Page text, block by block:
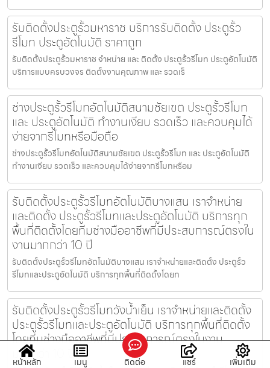
รับติดตั้งประตูรั้วมหาราช บริการรับติดตั้ง ประตูรั้ว
รีโมท ประตูอัตโนมัติ ราคาถูก
รับติดตั้งประตูรั้วมหาราช จำหน่าย และ ติดตั้ง ประตูรั้วรีโมท ประตูอัตโนมัติ
บริการแบบครบวงจร ติดตั้งงานคุณภาพ และ รวดเร็
ช่างประตูรั้วรีโมทอัตโนมัติสนามชัยเขต ประตูรั้วรีโมท
และ ประตูอัตโนมัติ ทำงานเงียบ รวดเร็ว และควบคุมได้
ง่ายจากรีโมทหรือมือถือ
ช่างประตูรั้วรีโมทอัตโนมัติสนามชัยเขต ประตูรั้วรีโมท และ ประตูอัตโนมัติ
ทำงานเงียบ รวดเร็ว และควบคุมได้ง่ายจากรีโมทหรือม
รับติดตั้งประตูรั้วรีโมทอัตโนมัติบางแสน เราจำหน่าย
และติดตั้ง ประตูรั้วรีโมทและประตูอัตโนมัติ บริการทุก
พื้นที่ติดตั้งโดยทีมช่างมืออาชีพที่มีประสบการณ์ตรงใน
งานมากกว่า 10 ปี
รับติดตั้งประตูรั้วรีโมทอัตโนมัติบางแสน เราจำหน่ายและติดตั้ง ประตูรั้ว
รีโมทและประตูอัตโนมัติ บริการทุกพื้นที่ติดตั้งโดยท
รับติดตั้งประตูรั้วรีโมทวังน้ำเย็น เราจำหน่ายและติดตั้ง
ประตูรั้วรีโมทและประตูอัตโนมัติ บริการทุกพื้นที่ติดตั้ง
โดยทีมช่างมืออาชีพที่มีประสบการณ์ตรงในงาน
มากกว่า 10 ปี
หน้าหลัก เมนู ติดต่อ แชร์ เพิ่มเติม